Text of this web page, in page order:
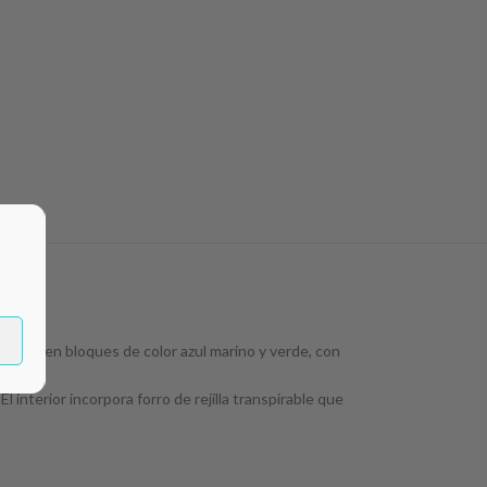
en bloques de color azul marino y verde, con
interior incorpora forro de rejilla transpirable que